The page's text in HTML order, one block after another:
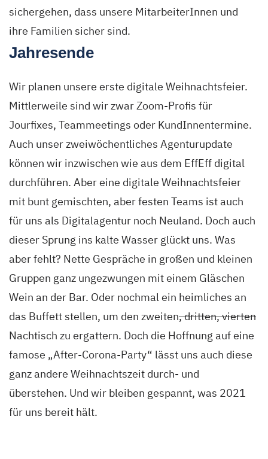
sichergehen, dass unsere MitarbeiterInnen und
ihre Familien sicher sind.
Jahresende
Wir planen unsere erste digitale Weihnachtsfeier.
Mittlerweile sind wir zwar Zoom-Profis für
Jourfixes, Teammeetings oder KundInnentermine.
Auch unser zweiwöchentliches Agenturupdate
können wir inzwischen wie aus dem EffEff digital
durchführen. Aber eine digitale Weihnachtsfeier
mit bunt gemischten, aber festen Teams ist auch
für uns als Digitalagentur noch Neuland. Doch auch
dieser Sprung ins kalte Wasser glückt uns. Was
aber fehlt? Nette Gespräche in großen und kleinen
Gruppen ganz ungezwungen mit einem Gläschen
Wein an der Bar. Oder nochmal ein heimliches an
das Buffett stellen, um den zweiten, dritten, vierten
Nachtisch zu ergattern. Doch die Hoffnung auf eine
famose „After-Corona-Party“ lässt uns auch diese
ganz andere Weihnachtszeit durch- und
überstehen. Und wir bleiben gespannt, was 2021
für uns bereit hält.